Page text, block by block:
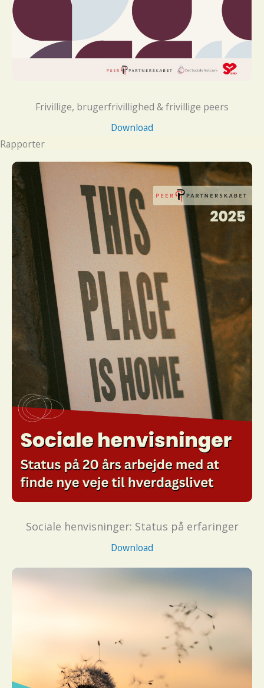
Frivillige, brugerfrivillighed & frivillige peers
Download
Rapporter
Sociale henvisninger: Status på erfaringer
Download